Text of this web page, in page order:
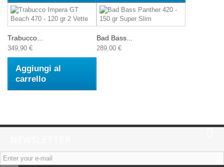
Trabucco...
349,90 €
Aggiungi al
carrello
Bad Bass...
289,00 €